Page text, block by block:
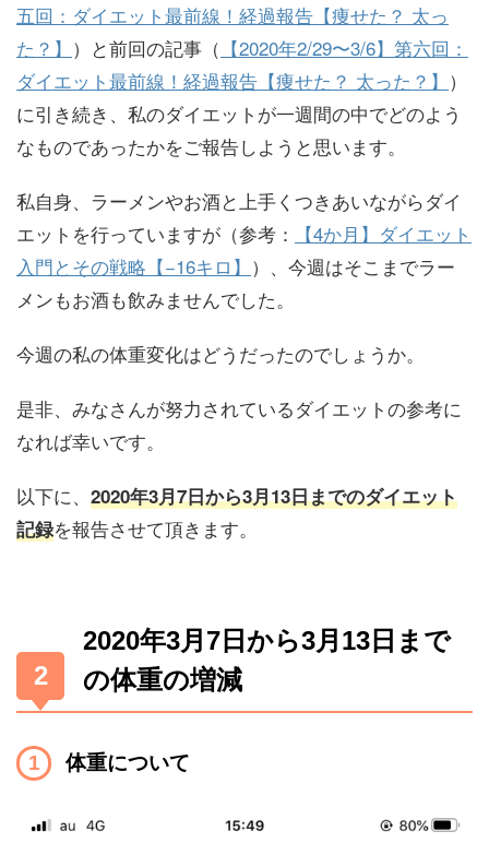
五回：ダイエット最前線！経過報告【痩せた？ 太っ
た？】 ）と前回の記事（ 【2020年2/29〜3/6】第六回：
ダイエット最前線！経過報告【痩せた？ 太った？】 ）
に引き続き、私のダイエットが一週間の中でどのよう
なものであったかをご報告しようと思います。
私自身、ラーメンやお酒と上手くつきあいながらダイ
エットを行っていますが（参考：
【4か月】ダイエット
入門とその戦略【−16キロ】 ）、今週はそこまでラー
メンもお酒も飲みませんでした。
今週の私の体重変化はどうだったのでしょうか。
是非、みなさんが努力されているダイエットの参考に
なれば幸いです。
以下に、 2020年3月7日から3月13日までのダイエット
記録を報告させて頂きます。
2020年3月7日から3月13日まで
の体重の増減
体重について